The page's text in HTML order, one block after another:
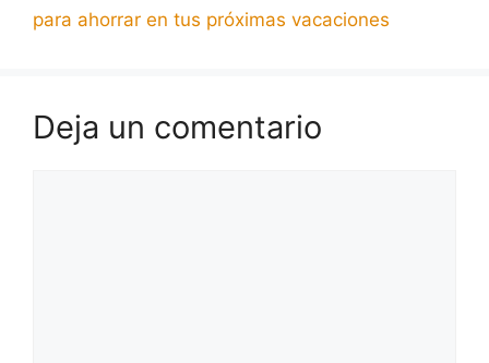
para ahorrar en tus próximas vacaciones
Deja un comentario